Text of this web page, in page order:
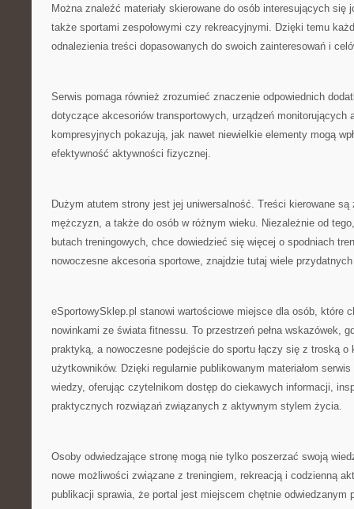
Można znaleźć materiały skierowane do osób interesujących się
także sportami zespołowymi czy rekreacyjnymi. Dzięki temu
odnalezienia treści dopasowanych do swoich zainteresowań i
Serwis pomaga również zrozumieć znaczenie odpowiednich
dotyczące akcesoriów transportowych, urządzeń monitorujących
kompresyjnych pokazują, jak nawet niewielkie elementy mogą
efektywność aktywności fizycznej.
Dużym atutem strony jest jej uniwersalność. Treści kierowane są
mężczyzn, a także do osób w różnym wieku. Niezależnie od
butach treningowych, chce dowiedzieć się więcej o spodniach
nowoczesne akcesoria sportowe, znajdzie tutaj wiele
eSportowySklep.pl stanowi wartościowe miejsce dla osób, które
nowinkami ze świata fitnessu. To przestrzeń pełna wskazówek,
praktyką, a nowoczesne podejście do sportu łączy się z troską o
użytkowników. Dzięki regularnie publikowanym materiałom
wiedzy, oferując czytelnikom dostęp do ciekawych informacji,
praktycznych rozwiązań związanych z aktywnym stylem życia.
Osoby odwiedzające stronę mogą nie tylko poszerzać swoją
nowe możliwości związane z treningiem, rekreacją i codzienną
publikacji sprawia, że portal jest miejscem chętnie odwiedzanym